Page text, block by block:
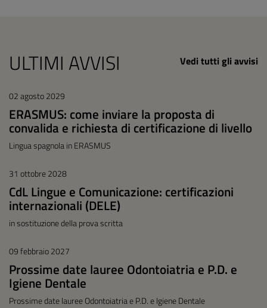
ULTIMI AVVISI Vedi tutti gli avvisi
02 agosto 2029
ERASMUS: come inviare la proposta di
convalida e richiesta di certificazione di livello
Lingua spagnola in ERASMUS
31 ottobre 2028
CdL Lingue e Comunicazione: certificazioni
internazionali (DELE)
in sostituzione della prova scritta
09 febbraio 2027
Prossime date lauree Odontoiatria e P.D. e
Igiene Dentale
Prossime date lauree Odontoiatria e P.D. e Igiene Dentale